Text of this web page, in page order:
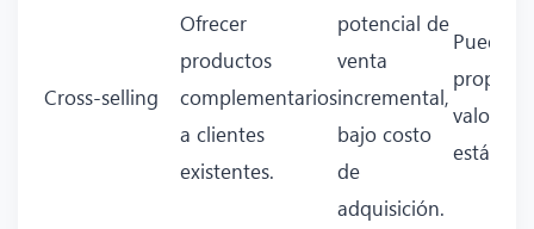
Cross‑selling
Ofrecer
productos
complementarios
a clientes
existentes.
potencial de
venta
incremental,
bajo costo
de
adquisición.
Puede
valor si
está